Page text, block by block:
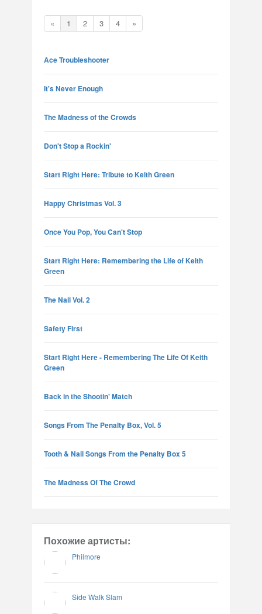
« 1 2 3 4 »
Ace Troubleshooter
It's Never Enough
The Madness of the Crowds
Don't Stop a Rockin'
Start Right Here: Tribute to Keith Green
Happy Christmas Vol. 3
Once You Pop, You Can't Stop
Start Right Here: Remembering the Life of Keith
Green
The Nail Vol. 2
Safety First
Start Right Here - Remembering The Life Of Keith
Green
Back in the Shootin' Match
Songs From The Penalty Box, Vol. 5
Tooth & Nail Songs From the Penalty Box 5
The Madness Of The Crowd
Похожие артисты:
Philmore
Side Walk Slam